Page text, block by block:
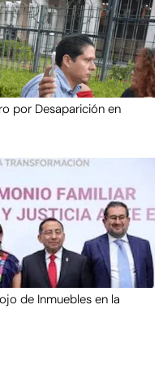
por Desaparición en
de Inmuebles en la